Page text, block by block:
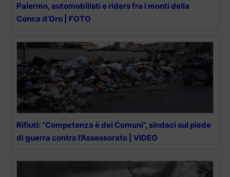
Palermo, automobilisti e riders fra i monti della
Conca d’Oro | FOTO
Rifiuti: “Competenza è dei Comuni”, sindaci sul piede
di guerra contro l’Assessorato | VIDEO